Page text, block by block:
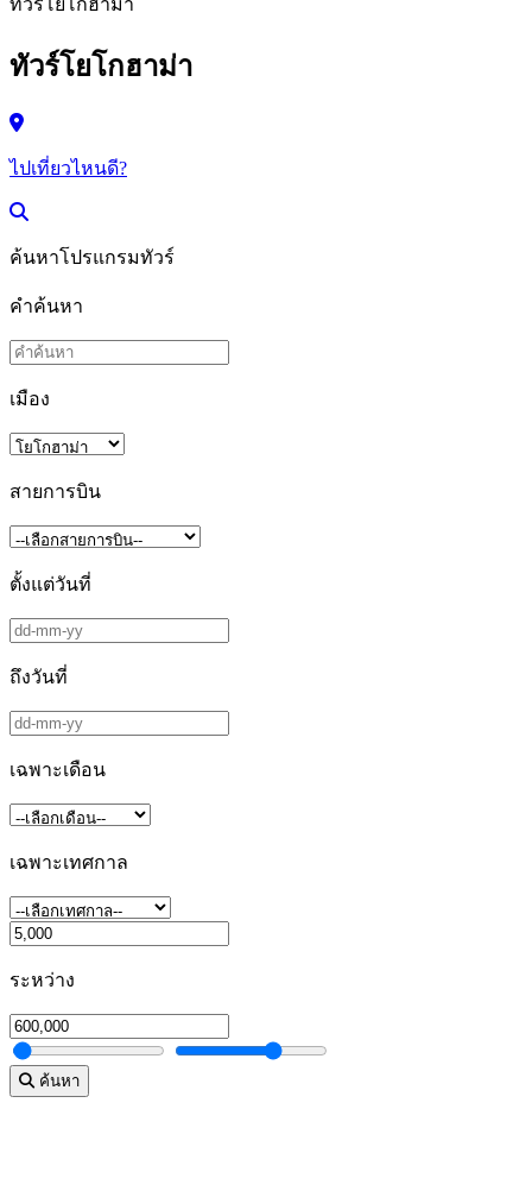
ทัวร์โยโกฮาม่า
ทัวร์โยโกฮาม่า
ไปเที่ยวไหนดี?
ค้นหาโปรแกรมทัวร์
คำค้นหา
เมือง
สายการบิน
ตั้งแต่วันที่
ถึงวันที่
เฉพาะเดือน
เฉพาะเทศกาล
ระหว่าง
ค้นหา